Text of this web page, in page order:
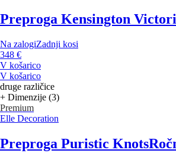
Preproga Kensington
Na zalogiZadnji kosi
348 €
V košarico
V košarico
druge različice
+ Dimenzije (3)
Premium
Elle Decoration
Preproga Puristic Knots